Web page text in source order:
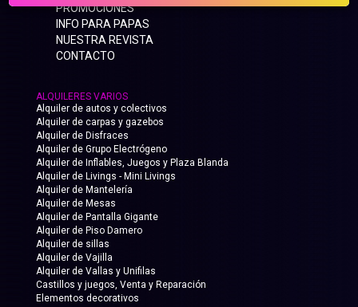
PROMOCIONES
INFO PARA PAPAS
NUESTRA REVISTA
CONTACTO
ALQUILERES VARIOS
Alquiler de autos y colectivos
Alquiler de carpas y gazebos
Alquiler de Disfraces
Alquiler de Grupo Electrógeno
Alquiler de Inflables, Juegos y Plaza Blanda
Alquiler de Livings - Mini Livings
Alquiler de Mantelería
Alquiler de Mesas
Alquiler de Pantalla Gigante
Alquiler de Piso Damero
Alquiler de sillas
Alquiler de Vajilla
Alquiler de Vallas y Unifilas
Castillos y juegos, Venta y Reparación
Elementos decorativos